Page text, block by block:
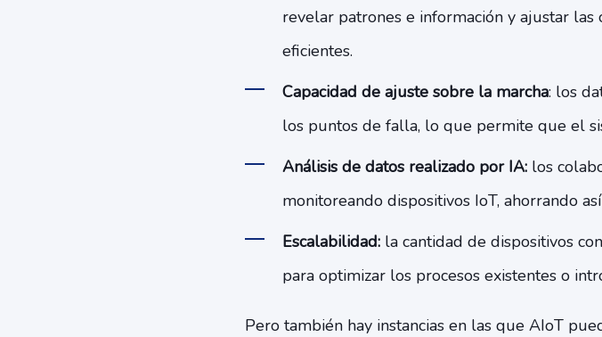
revelar patrones e información y ajustar
eficientes.
Capacidad de ajuste sobre la marcha: los
los puntos de falla, lo que permite que el
Análisis de datos realizado por IA:los
monitoreando dispositivos IoT, ahorrando
Escalabilidad:la cantidad de dispositivos
para optimizar los procesos existentes o
Pero también hay instancias en las que AIoT